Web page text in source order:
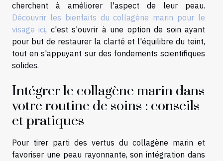
cherchent à améliorer l'aspect de leur peau.
Découvrir les bienfaits du collagène marin pour le
visage ici, c'est s'ouvrir à une option de soin ayant
pour but de restaurer la clarté et l'équilibre du teint,
tout en s'appuyant sur des fondements scientifiques
solides.
Intégrer le collagène marin dans
votre routine de soins : conseils
et pratiques
Pour tirer parti des vertus du collagène marin et
favoriser une peau rayonnante, son intégration dans